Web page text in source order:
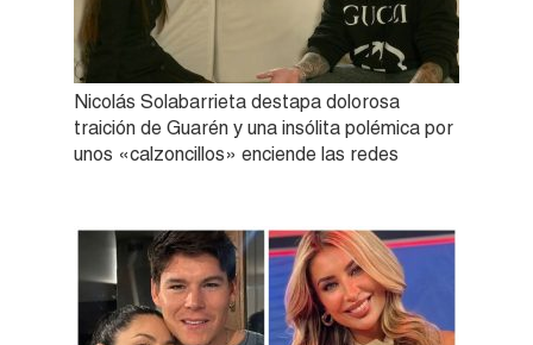
Nicolás Solabarrieta destapa dolorosa
traición de Guarén y una insólita polémica por
unos «calzoncillos» enciende las redes